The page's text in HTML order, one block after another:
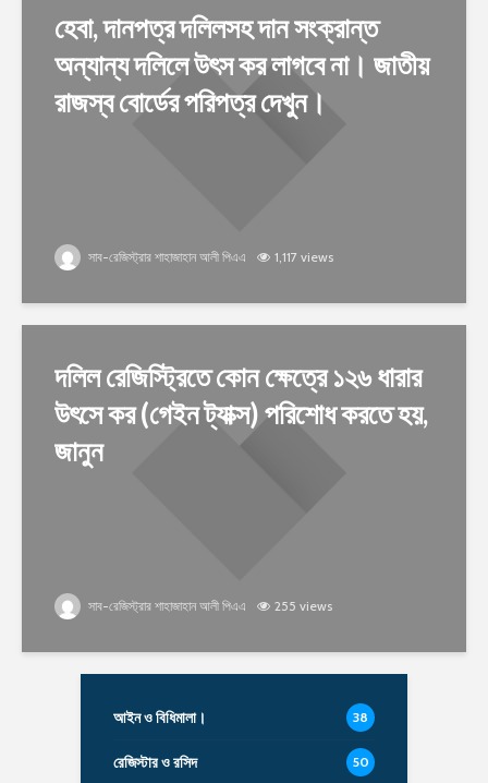
হেবা, দানপত্র দলিলসহ দান সংক্রান্ত
অন্যান্য দলিলে উৎস কর লাগবে না। জাতীয়
রাজস্ব বোর্ডের পরিপত্র দেখুন।
সাব-রেজিস্ট্রার শাহাজাহান আলী পিএএ 1,117 views
দলিল রেজিস্ট্রিতে কোন ক্ষেত্রে ১২৬ ধারার
উৎসে কর (গেইন ট্যাক্স) পরিশোধ করতে হয়,
জানুন
সাব-রেজিস্ট্রার শাহাজাহান আলী পিএএ 255 views
আইন ও বিধিমালা। 38
রেজিস্টার ও রসিদ 50